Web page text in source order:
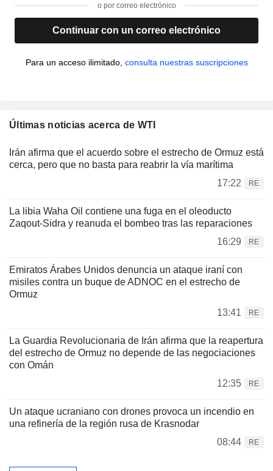
o por correo electrónico
Continuar con un correo electrónico
Para un acceso ilimitado, consulta nuestras suscripciones
Últimas noticias acerca de WTI
Irán afirma que el acuerdo sobre el estrecho de Ormuz está
cerca, pero que no basta para reabrir la vía marítima
17:22
RE
La libia Waha Oil contiene una fuga en el oleoducto
Zaqout-Sidra y reanuda el bombeo tras las reparaciones
16:29
RE
Emiratos Árabes Unidos denuncia un ataque iraní con
misiles contra un buque de ADNOC en el estrecho de
Ormuz
13:41
RE
La Guardia Revolucionaria de Irán afirma que la reapertura
del estrecho de Ormuz no depende de las negociaciones
con Omán
12:35
RE
Un ataque ucraniano con drones provoca un incendio en
una refinería de la región rusa de Krasnodar
08:44
RE